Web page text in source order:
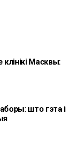
Масквы:
што гэта і